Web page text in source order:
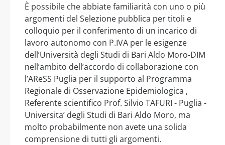
È possibile che abbiate familiarità con uno o più
argomenti del Selezione pubblica per titoli e
colloquio per il conferimento di un incarico di
lavoro autonomo con P.IVA per le esigenze
dell’Università degli Studi di Bari Aldo Moro-DIM
nell’ambito dell’accordo di collaborazione con
l’AReSS Puglia per il supporto al Programma
Regionale di Osservazione Epidemiologica ,
Referente scientifico Prof. Silvio TAFURI - Puglia -
Universita’ degli Studi di Bari Aldo Moro, ma
molto probabilmente non avete una solida
comprensione di tutti gli argomenti.